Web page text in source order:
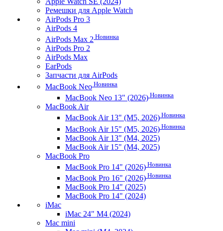
Ремешки для Apple Watch
AirPods Pro 3
AirPods 4
AirPods Max 2 Новинка
AirPods Pro 2
AirPods Max
EarPods
Запчасти для AirPods
MacBook Neo Новинка
MacBook Neo 13" (2026) Новинка
MacBook Air
MacBook Air 13" (M5, 2026) Новинка
MacBook Air 15" (M5, 2026) Новинка
MacBook Air 13" (M4, 2025)
MacBook Air 15" (M4, 2025)
MacBook Pro
MacBook Pro 14" (2026) Новинка
MacBook Pro 16" (2026) Новинка
MacBook Pro 14" (2025)
MacBook Pro 14" (2024)
iMac
iMac 24" M4 (2024)
Mac mini